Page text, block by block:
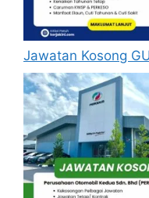
Cara
Permohonan
melalui
boleh
disediakan
pertama,
akaun baru
Calon
Jawatan Kosong